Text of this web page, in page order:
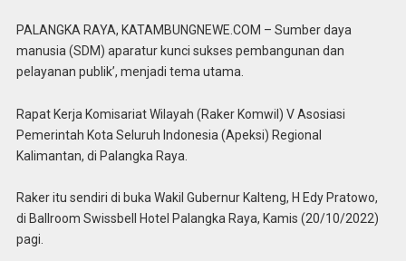
PALANGKA RAYA, KATAMBUNGNEWE.COM – Sumber daya
manusia (SDM) aparatur kunci sukses pembangunan dan
pelayanan publik’, menjadi tema utama.
Rapat Kerja Komisariat Wilayah (Raker Komwil) V Asosiasi
Pemerintah Kota Seluruh Indonesia (Apeksi) Regional
Kalimantan, di Palangka Raya.
Raker itu sendiri di buka Wakil Gubernur Kalteng, H Edy Pratowo,
di Ballroom Swissbell Hotel Palangka Raya, Kamis (20/10/2022)
pagi.